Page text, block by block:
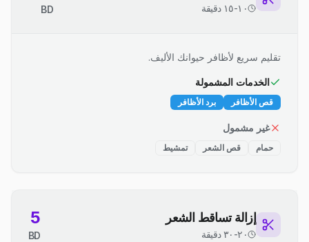
١٠-١٥ دقيقة BD
تقليم سريع لأظافر حيوانك الأليف.
الخدمات المشمولة
قص الأظافر برد الأظافر
غير مشمول
حمام قص الشعر تمشيط
إزالة تساقط الشعر
٢٠-٣٠ دقيقة
5
BD